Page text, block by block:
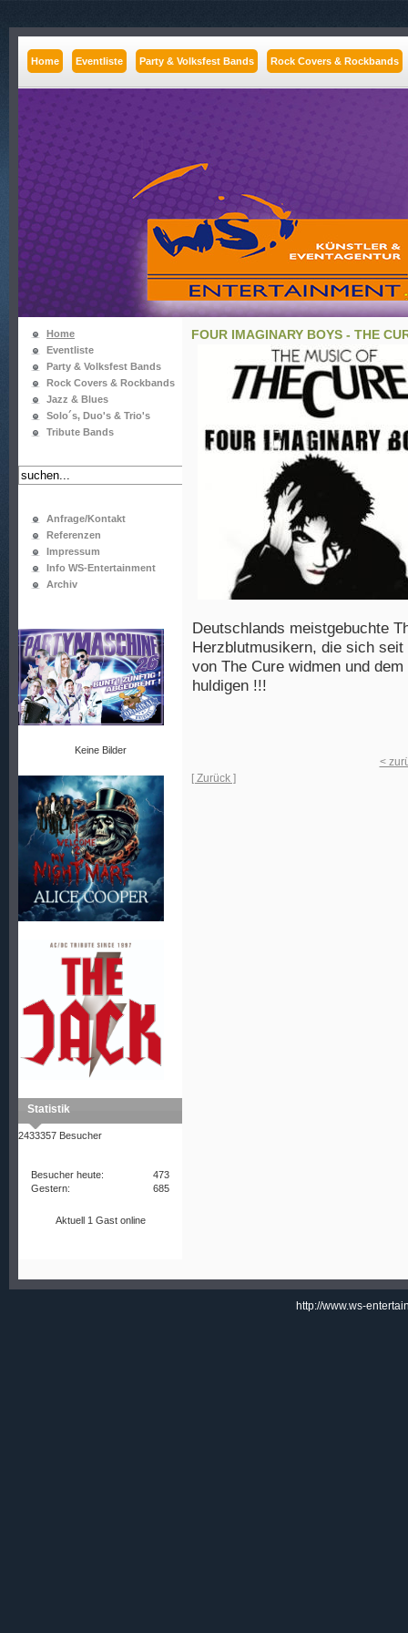
Home Eventliste Party & Volksfest Bands Rock Covers & Rockbands
Home
Eventliste
Party & Volksfest Bands
Rock Covers & Rockbands
Jazz & Blues
Solo´s, Duo's & Trio's
Tribute Bands
Anfrage/Kontakt
Referenzen
Impressum
Info WS-Entertainment
Archiv
Keine Bilder
Statistik
2433357 Besucher
Besucher heute:
473
Gestern:
685
Aktuell 1 Gast online
FOUR IMAGINARY BOYS - THE
Deutschlands meistgebuchte
Herzblutmusikern, die sich
von The Cure widmen und
huldigen !!!
<
[ Zurück ]
http://www.ws-